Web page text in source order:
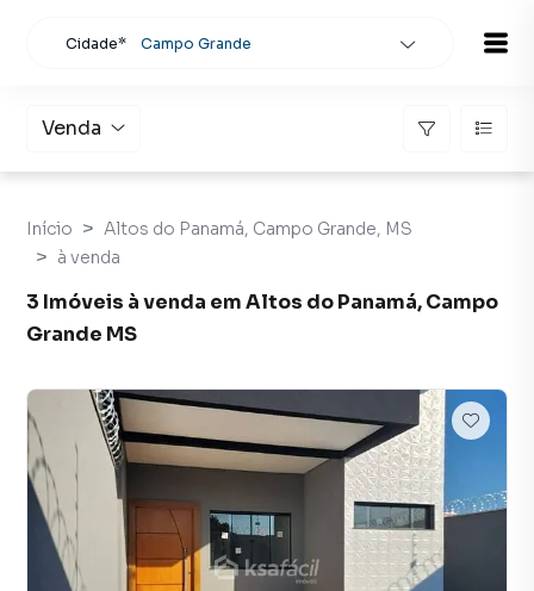
Cidade* Campo Grande
Venda
Início
Altos do Panamá, Campo Grande, MS
à venda
3 Imóveis à venda em Altos do Panamá, Campo
Grande MS